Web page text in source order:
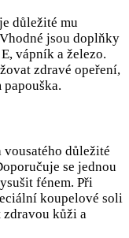
důležité mu
jsou doplňky
vápník a železo.
zdravé opeření,
důležité
se jednou
fénem. Při
koupelové soli
zdravou kůži a